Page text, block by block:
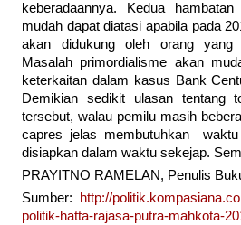
keberadaannya. Kedua
mudah dapat diatasi apabila pada
akan didukung oleh orang yang
Masalah primordialisme akan
keterkaitan dalam kasus Bank
Demikian sedikit ulasan tentang
tersebut, walau pemilu masih
capres jelas membutuhkan
disiapkan dalam waktu sekejap.
PRAYITNO RAMELAN, Penulis
Sumber:
http://
politik-hatta-rajasa-putra-mahkota-